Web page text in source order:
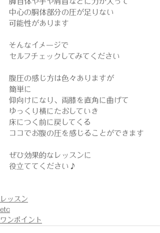
中心の胴体部分の圧が足りない
可能性があります
そんなイメージで
セルフチェックしてみてください
腹圧の感じ方は色々ありますが
簡単に
仰向けになり、両膝を直角に曲げて
ゆっくり横にたおしていき
床につく前に戻してくる
ココでお腹の圧を感じることができます
ぜひ効果的なレッスンに
役立ててください♪
レッスン
etc
ワンポイント